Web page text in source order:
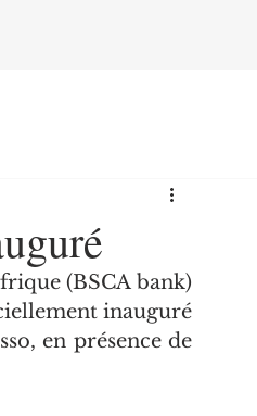
(BSCA bank)
inauguré
en présence de